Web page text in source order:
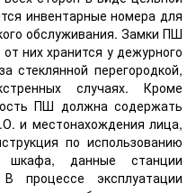
инвентарные номера для
обслуживания. Замки ПШ
них хранится у дежурного
стеклянной перегородкой,
случаях. Кроме
ПШ должна содержать
и местонахождения лица,
по использованию
шкафа, данные станции
В процессе эксплуатации